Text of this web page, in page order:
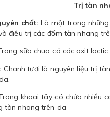
Trị tàn
chất: Là một trong
điều trị các đốm tàn nhang
sữa chua có các axit
Chanh tươi là nguyên liệu trị
khoai tây có chứa nhiều
tàn nhang trên da